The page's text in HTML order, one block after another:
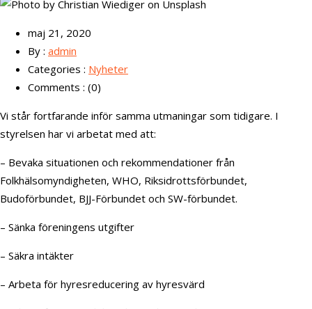
maj 21, 2020
By : admin
Categories : Nyheter
Comments : (0)
Vi står fortfarande inför samma utmaningar som tidigare. I
styrelsen har vi arbetat med att:
– Bevaka situationen och rekommendationer från
Folkhälsomyndigheten, WHO, Riksidrottsförbundet,
Budoförbundet, BJJ-Förbundet och SW-förbundet.
– Sänka föreningens utgifter
– Säkra intäkter
– Arbeta för hyresreducering av hyresvärd